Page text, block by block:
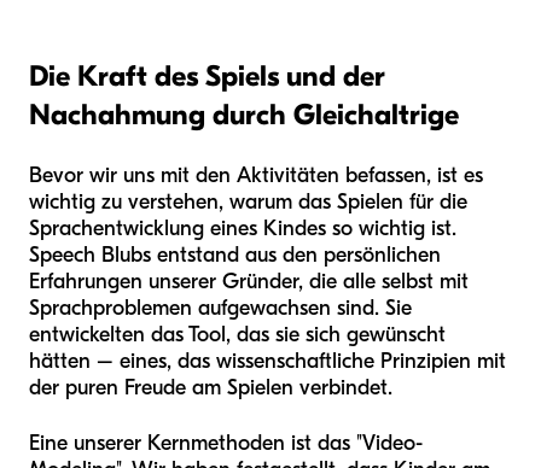
Die Kraft des Spiels und der
Nachahmung durch Gleichaltrige
Bevor wir uns mit den Aktivitäten befassen, ist es
wichtig zu verstehen, warum das Spielen für die
Sprachentwicklung eines Kindes so wichtig ist.
Speech Blubs entstand aus den persönlichen
Erfahrungen unserer Gründer, die alle selbst mit
Sprachproblemen aufgewachsen sind. Sie
entwickelten das Tool, das sie sich gewünscht
hätten – eines, das wissenschaftliche Prinzipien mit
der puren Freude am Spielen verbindet.
Eine unserer Kernmethoden ist das "Video-